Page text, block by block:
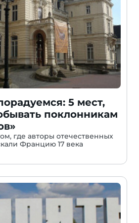
5 мест,
поклонникам
где авторы отечественных
Францию 17 века